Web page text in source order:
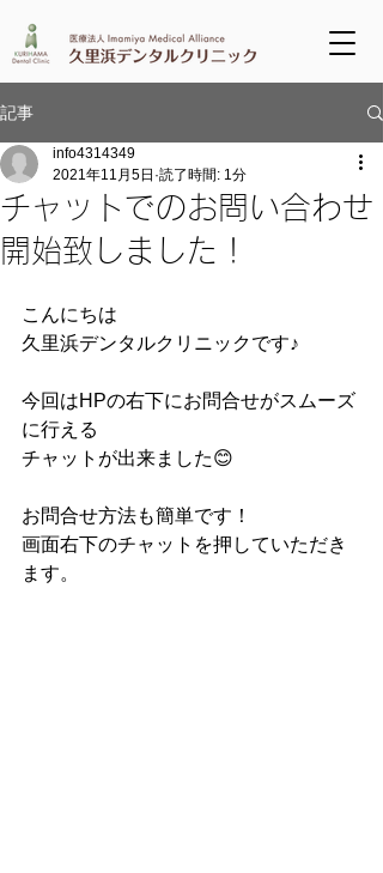
記事
チャットでのお問い合わせ
開始致しました！
info4314349
2021年11月5日 読了時間: 1分
こんにちは
久里浜デンタルクリニックです♪
今回はHPの右下にお問合せがスムーズ
に行える
チャットが出来ました😊
お問合せ方法も簡単です！
画面右下のチャットを押していただき
ます。